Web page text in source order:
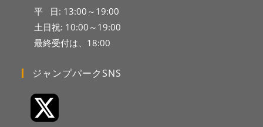
平 日: 13:00～19:00
土日祝: 10:00～19:00
最終受付は、18:00
ジャンプパークSNS